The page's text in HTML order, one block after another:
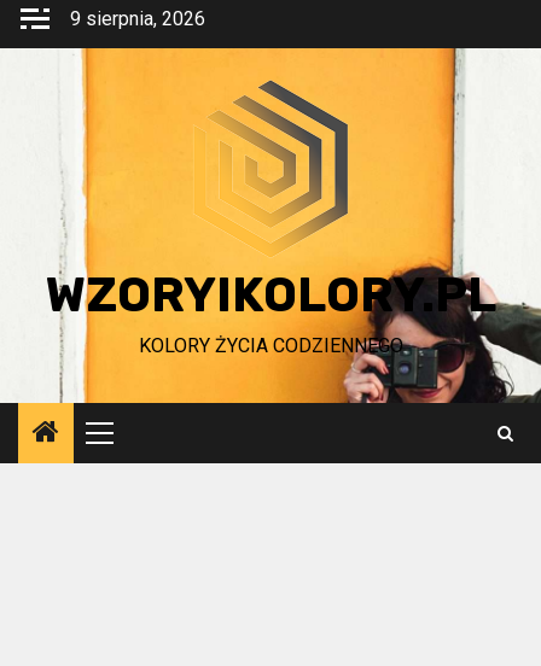
Przejdź
9 sierpnia, 2026
WZORYIKOLORY.PL
KOLORY ŻYCIA CODZIENNEGO
Menu
główne